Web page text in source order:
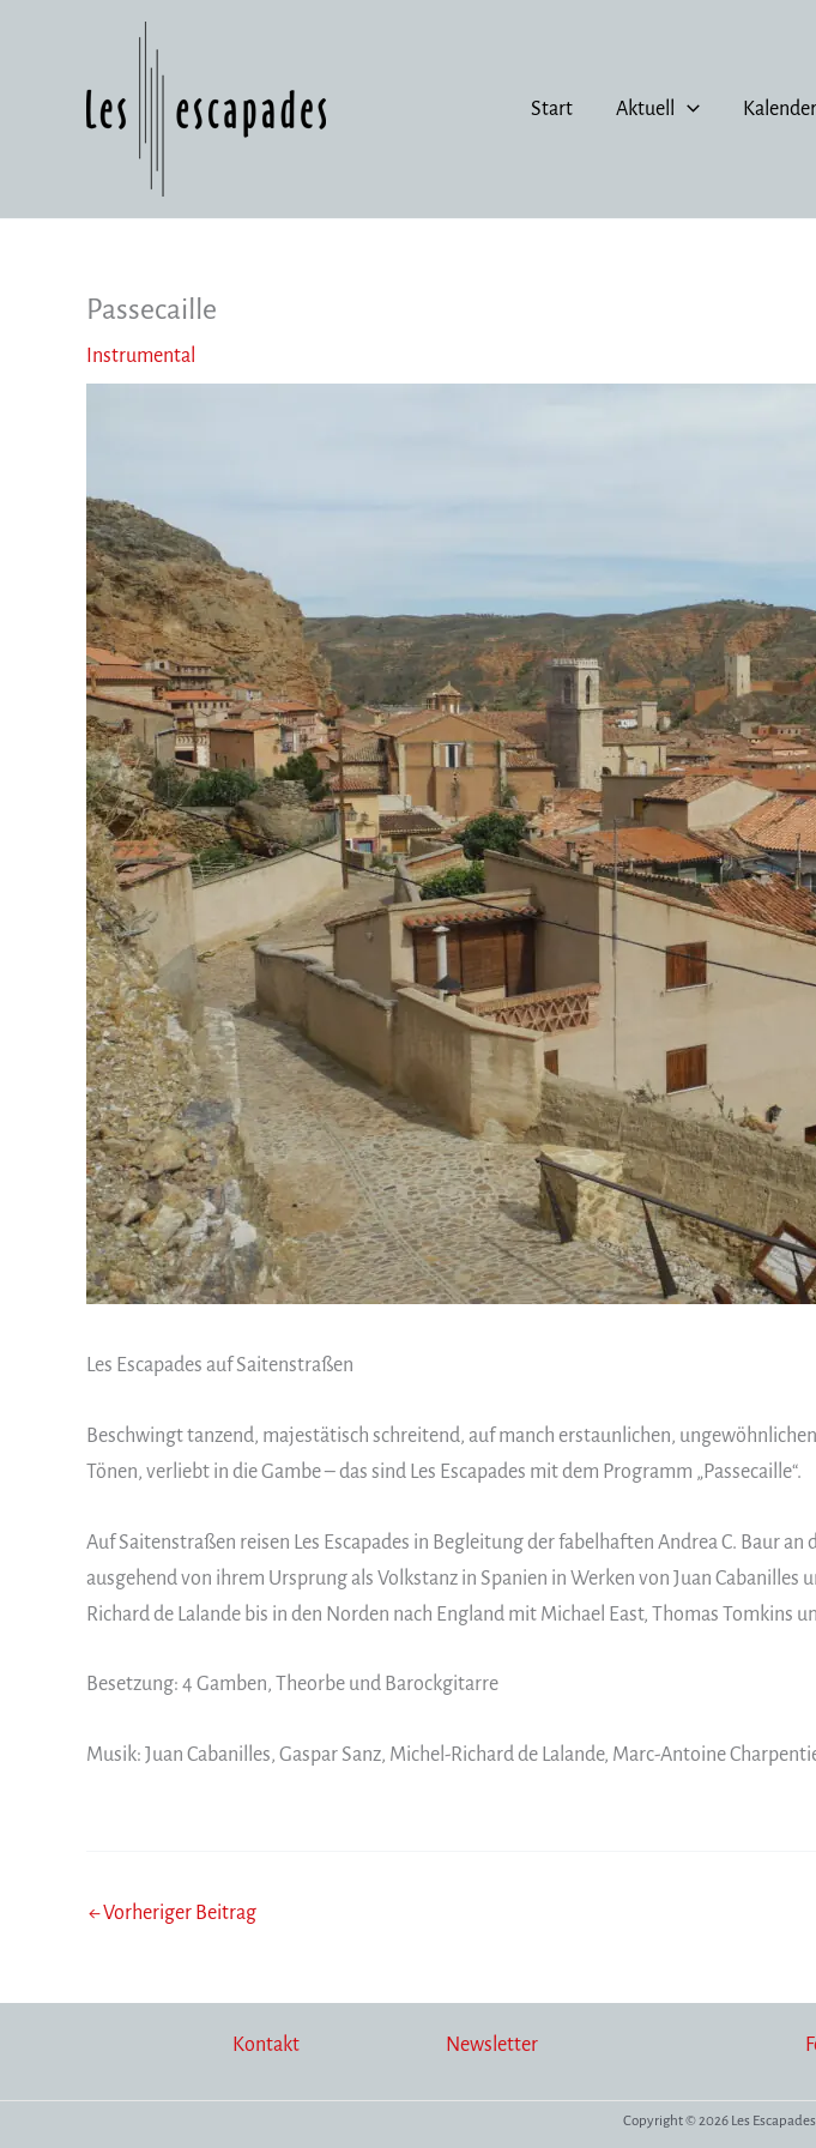
Start
Aktuell Kalender
Passecaille
Instrumental
Les Escapades auf Saitenstraßen
Beschwingt tanzend, majestätisch schreitend, auf manch erstaunlichen,
Tönen, verliebt in die Gambe – das sind Les Escapades mit dem Programm „Passecaille“.
Auf Saitenstraßen reisen Les Escapades in Begleitung der fabelhaften Andrea C. Baur
ausgehend von ihrem Ursprung als Volkstanz in Spanien in Werken von Juan
Richard de Lalande bis in den Norden nach England mit Michael East, Thomas Tomkins
Besetzung: 4 Gamben, Theorbe und Barockgitarre
Musik: Juan Cabanilles, Gaspar Sanz, Michel-Richard de Lalande, Marc-Antoine
←Vorheriger Beitrag
Kontakt Newsletter
Copyright © 2026 Les